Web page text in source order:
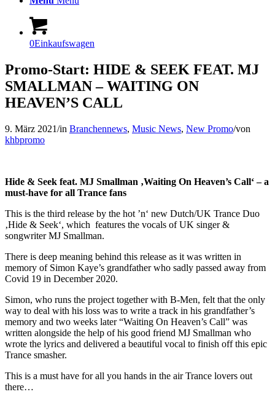
0Einkaufswagen
Promo-Start: HIDE & SEEK FEAT. MJ
SMALLMAN – WAITING ON
HEAVEN’S CALL
9. März 2021/in Branchennews, Music News, New Promo/von
khbpromo
Hide & Seek feat. MJ Smallman ‚Waiting On Heaven’s Call‘ – a
must-have for all Trance fans
This is the third release by the hot ’n‘ new Dutch/UK Trance Duo
‚Hide & Seek‘, which features the vocals of UK singer &
songwriter MJ Smallman.
There is deep meaning behind this release as it was written in
memory of Simon Kaye’s grandfather who sadly passed away from
Covid 19 in December 2020.
Simon, who runs the project together with B-Men, felt that the only
way to deal with his loss was to write a track in his grandfather’s
memory and two weeks later “Waiting On Heaven’s Call” was
written alongside the help of his good friend MJ Smallman who
wrote the lyrics and delivered a beautiful vocal to finish off this epic
Trance smasher.
This is a must have for all you hands in the air Trance lovers out
there…